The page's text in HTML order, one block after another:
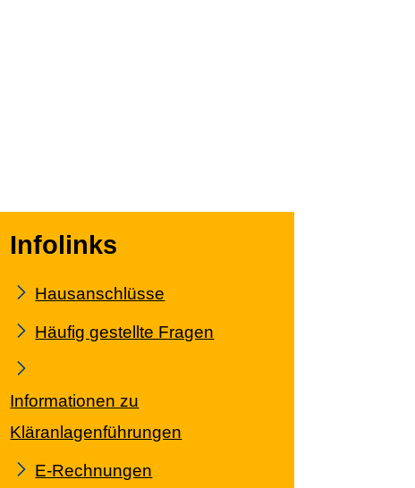
Infolinks
Hausanschlüsse
Häufig gestellte Fragen
Informationen zu
Kläranlagenführungen
E-Rechnungen